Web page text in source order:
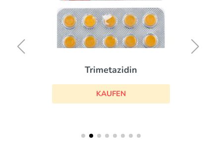
Trimetazidin
KAUFEN